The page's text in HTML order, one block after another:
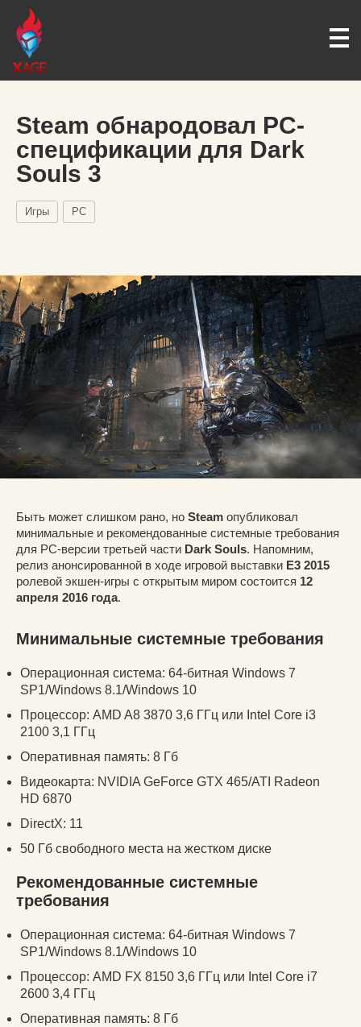
Steam обнародовал PC-
спецификации для Dark
Souls 3
Игры PC
Быть может слишком рано, но Steam опубликовал
минимальные и рекомендованные системные требования
для РС-версии третьей части Dark Souls. Напомним,
релиз анонсированной в ходе игровой выставки E3 2015
ролевой экшен-игры с открытым миром состоится 12
апреля 2016 года.
Минимальные системные требования
Операционная система: 64-битная Windows 7
SP1/Windows 8.1/Windows 10
Процессор: AMD A8 3870 3,6 ГГц или Intel Core i3
2100 3,1 ГГц
Оперативная память: 8 Гб
Видеокарта: NVIDIA GeForce GTX 465/ATI Radeon
HD 6870
DirectX: 11
50 Гб свободного места на жестком диске
Рекомендованные системные
требования
Операционная система: 64-битная Windows 7
SP1/Windows 8.1/Windows 10
Процессор: AMD FX 8150 3,6 ГГц или Intel Core i7
2600 3,4 ГГц
Оперативная память: 8 Гб